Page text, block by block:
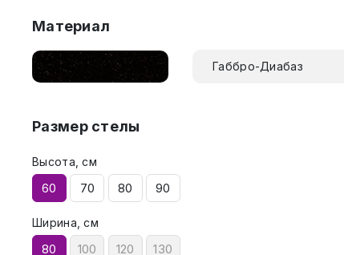
Материал
Габбро-Диабаз
Размер стелы
Высота, см
60 70 80 90
Ширина, см
80 100 120 130